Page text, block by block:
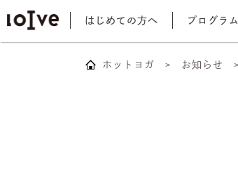
はじめての方へ プログラム
ホットヨガ お知らせ